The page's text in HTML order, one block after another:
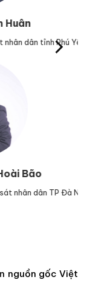
tỉnh Phú Yên.
dân TP Đà Nẵng.
nguồn gốc Việt